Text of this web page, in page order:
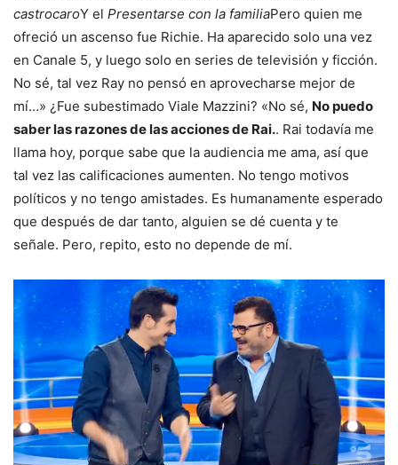
castrocaroY el Presentarse con la familiaPero quien me
ofreció un ascenso fue Richie. Ha aparecido solo una vez
en Canale 5, y luego solo en series de televisión y ficción.
No sé, tal vez Ray no pensó en aprovecharse mejor de
mí…» ¿Fue subestimado Viale Mazzini? «No sé, No puedo
saber las razones de las acciones de Rai.. Rai todavía me
llama hoy, porque sabe que la audiencia me ama, así que
tal vez las calificaciones aumenten. No tengo motivos
políticos y no tengo amistades. Es humanamente esperado
que después de dar tanto, alguien se dé cuenta y te
señale. Pero, repito, esto no depende de mí.